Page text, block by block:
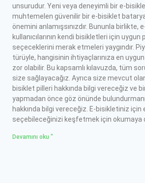
unsurudur. Yeni veya deneyimli bir e-bisiklet
muhtemelen güvenilir bir e-bisiklet
önemini anlamışsınızdır. Bununla birlikte,
kullanıcılarının kendi bisikletleri için uygun
seçeceklerini merak etmeleri yaygındır.
türüyle, hangisinin ihtiyaçlarınıza en
zor olabilir. Bu kapsamlı kılavuzda, tüm
size sağlayacağız. Ayrıca size mevcut
bisiklet pilleri hakkında bilgi vereceğiz ve
yapmadan önce göz önünde
hakkında bilgi vereceğiz. E-bisikletiniz için
seçebileceğinizi keşfetmek için okumaya
Devamını oku "